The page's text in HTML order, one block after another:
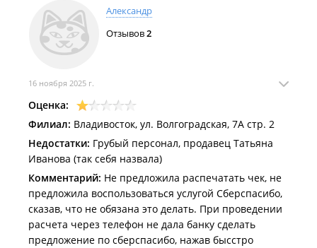
Александр
Отзывов2
16 ноября 2025 г.
Оценка:
Филиал: Владивосток, ул. Волгоградская, 7А стр. 2
Недостатки: Грубый персонал, продавец Татьяна
Иванова (так себя назвала)
Комментарий: Не предложила распечатать чек, не
предложила воспользоваться услугой Сберспасибо,
сказав, что не обязана это делать. При проведении
расчета через телефон не дала банку сделать
предложение по сберспасибо, нажав бысстро